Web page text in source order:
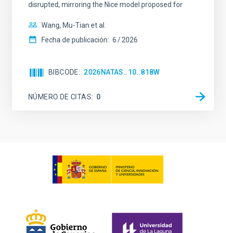
disrupted, mirroring the Nice model proposed for
Wang, Mu-Tian et al.
Fecha de publicación: 6 2026
BIBCODE 2026NATAS..10..818W
NÚMERO DE CITAS 0